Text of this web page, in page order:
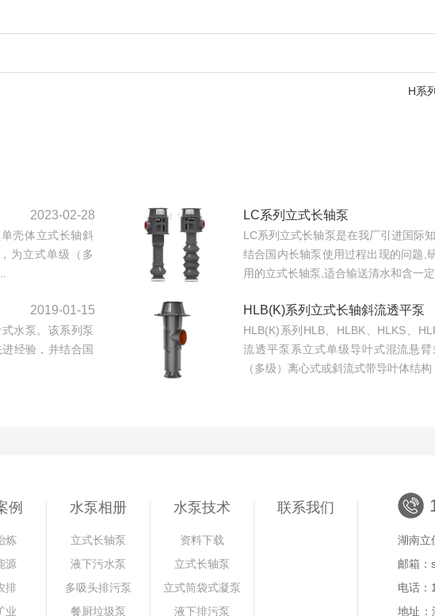
H系
2023-02-28
壳体立式长轴斜
为立式单级（多
LC系列立式长轴泵
LC系列立式长轴泵是在我厂引进国际
结合国内长轴泵使用过程出现的问题,
用的立式长轴泵,适合输送清水和含一定
2019-01-15
水泵。该系列泵
经验，并结合国
HLB(K)系列立式长轴斜流透平泵
HLB(K)系列HLB、HLBK、HLKS、
流透平泵系立式单级导叶式混流悬
（多级）离心式或斜流式带导叶体结构
例
炼
源
排
业
水泵相册
立式长轴泵
液下污水泵
多吸头排污泵
餐厨垃圾泵
水泵技术
资料下载
立式长轴泵
立式筒袋式凝泵
液下排污泵
联系我们
湖南立
邮箱：
电话：
地址：